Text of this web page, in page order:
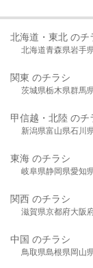
北海道・東北 のチ
北海道青森県岩手
関東 のチラシ
茨城県栃木県群馬
甲信越・北陸 のチ
新潟県富山県石川
東海 のチラシ
岐阜県静岡県愛知
関西 のチラシ
滋賀県京都府大阪
中国 のチラシ
鳥取県島根県岡山